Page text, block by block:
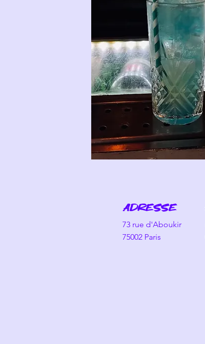
73 rue d'Aboukir
75002 Paris
ADRESSE